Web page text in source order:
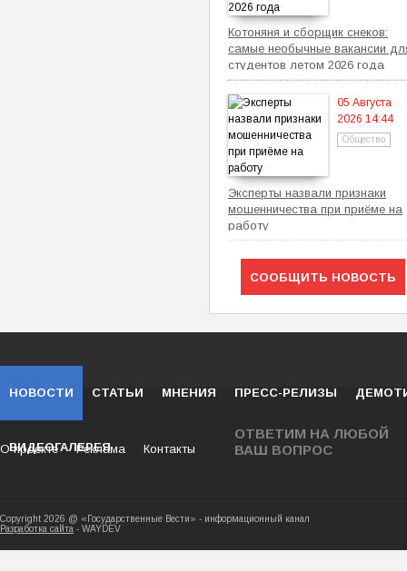
Котоняня и сборщик снеков:
самые необычные вакансии
студентов летом 2026 года
05 Августа
2026 14:44
Общество
Эксперты назвали признаки
мошенничества при приёме на
работу
СООБЩИТЬ НОВОСТЬ
НОВОСТИ СТАТЬИ МНЕНИЯ ПРЕСС-РЕЛИЗЫ
ВИДЕОГАЛЕРЕЯ
ОТВЕТИМ НА ЛЮБОЙ
ВАШ ВОПРОС
О проекте Реклама Контакты
Copyright 2026 @ «Государственные Вести» -
Разработка сайта - WAYDEV